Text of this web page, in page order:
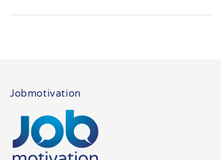
Jobmotivation